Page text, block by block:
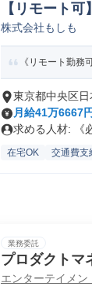
【リモート
株式会社もしも
《リモート勤務
東京都中央区
月給41万6667
求める人材: 《
在宅OK 交通費支
業務委託
プロダクトマ
ート可
エンターテイメン